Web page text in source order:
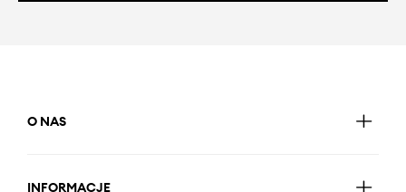
O NAS
INFORMACJE